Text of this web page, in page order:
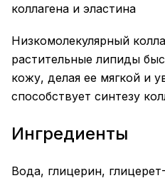
коллагена и эластина
Низкомолекулярный
растительные липиды
кожу, делая ее мягкой и
способствует синтезу
Ингредиенты
Вода, глицерин,